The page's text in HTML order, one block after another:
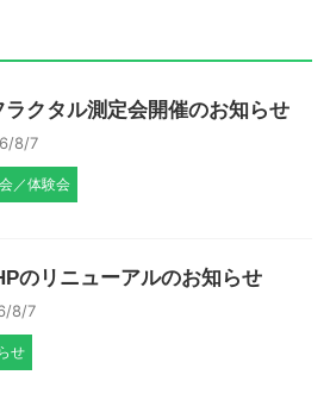
ラクタル測定会開催のお知らせ
8/7
／体験会
のリニューアルのお知らせ
8/7
せ